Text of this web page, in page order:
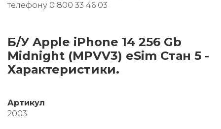
телефону 0 800 33 46 03
Б/У Apple iPhone 14 256 Gb
Midnight (MPVV3) eSim Стан 5 -
Характеристики.
Артикул
2003